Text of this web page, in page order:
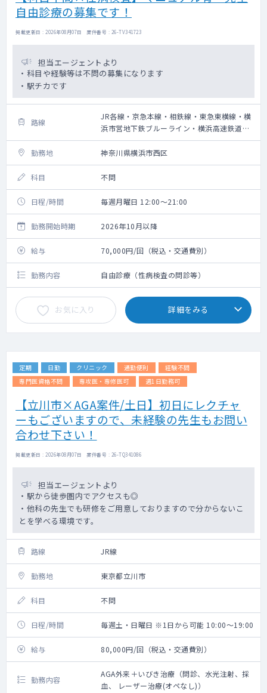
自由診療の募集です！
掲載更新日 : 2026年08月07日 案件番号 : 26-TV341723
担当エージェントより
・科目や経験等は不問の募集になります
・駅チカです
路線
JR各線・京急本線・相鉄線・東急東横線・横
浜市営地下鉄ブルーライン・横浜高速鉄道み
なとみらい線
勤務地
神奈川県横浜市西区
科目 不問
日程/時間 毎週月曜日 12:00～21:00
勤務開始時期 2026年10月以降
給与 70,000円/回（税込・交通費別）
勤務内容 自由診療（性病検査の問診等）
お気に入り 詳細をみる
定期 日勤 クリニック 通勤便利
経験不問
専門医資格不問
専攻医・専修医可 週1日勤務可
【立川市×AGA案件/土日】初日にレクチャ
ーもございますので、未経験の先生もお問い
合わせ下さい！
掲載更新日 : 2026年08月07日 案件番号 : 26-TQ341086
担当エージェントより
・駅から徒歩圏内でアクセスも◎
・他科の先生でも研修をご用意しておりますので分からないこ
とを学べる環境です。
路線 JR線
勤務地 東京都立川市
科目 不問
日程/時間 毎週土・日曜日 ※1日から可能 10:00～19:00
給与 80,000円/回（税込・交通費別）
勤務内容
AGA外来＋いびき治療（問診、水光注射、採
血、 レーザー治療(オペなし)）